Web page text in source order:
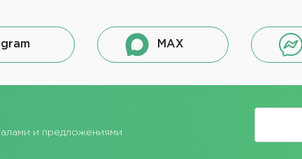
MAX
и предложениями